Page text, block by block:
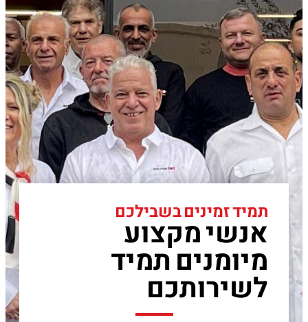
תמיד זמינים בשבילכם
אנשי מקצוע
מיומנים תמיד
לשירותכם